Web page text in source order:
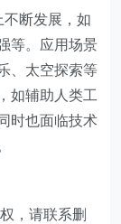
断发展，如
等。应用场景
、太空探索等
如辅助人类工
时也面临技术
，请联系删